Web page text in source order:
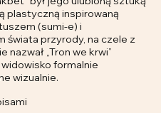
plastyczną inspirowaną
(sumi-e) i
przyrody, na czele z
nazwał „Tron we krwi”
formalnie
wizualnie.